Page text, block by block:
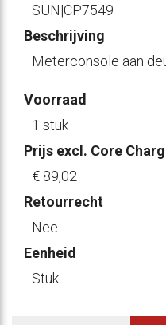
SUN|CP7549
Beschrijving
Meterconsole aan
Voorraad
1 stuk
Prijs excl. Core
€ 89,02
Retourrecht
Nee
Eenheid
Stuk